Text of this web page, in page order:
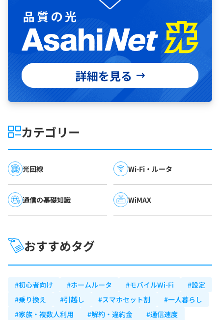
カテゴリー
光回線 Wi-Fi・ルータ
通信の基礎知識 WiMAX
おすすめタグ
#初心者向け #ホームルータ #モバイルWi-Fi
#設定
#乗り換え
#引越し #スマホセット割
#一人暮らし
#家族・複数人利用
#解約・違約金 #通信速度